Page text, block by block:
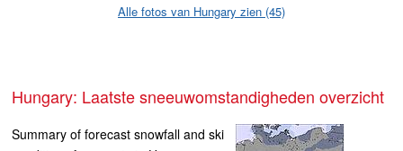
Alle fotos van Hungary zien (45)
Hungary: Laatste sneeuwomstandigheden overzicht
Summary of forecast snowfall and ski